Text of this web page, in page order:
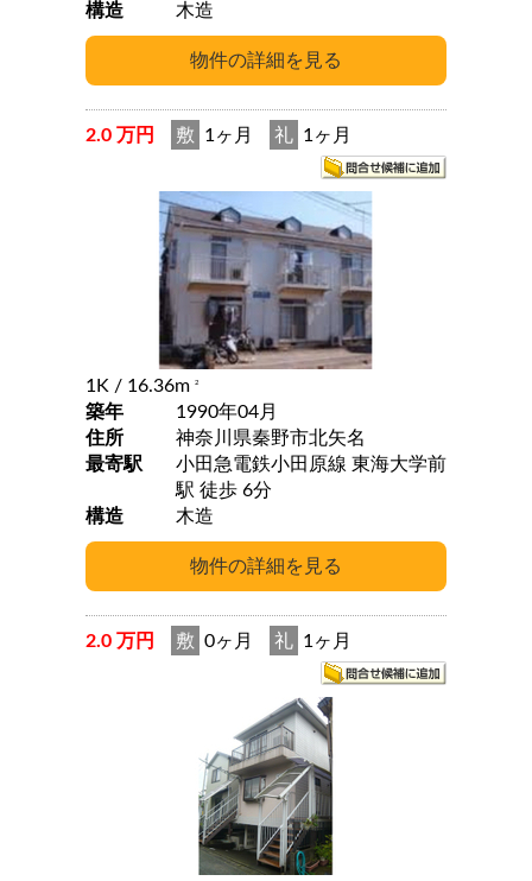
構造
木造
2.0 万円 敷 1ヶ月 礼 1ヶ月
1K / 16.36m 2
築年
1990年04月
住所
神奈川県秦野市北矢名
最寄駅
小田急電鉄小田原線 東海大学前
駅 徒歩 6分
構造
木造
2.0 万円 敷 0ヶ月 礼 1ヶ月